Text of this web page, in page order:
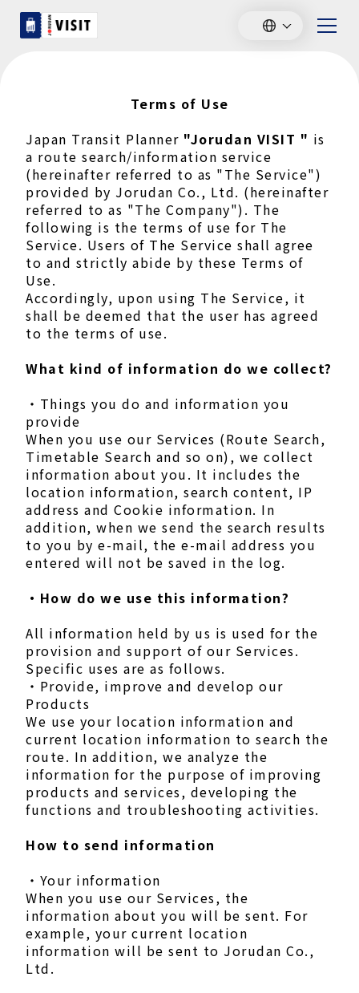
Terms of Use
Japan Transit Planner "Jorudan VISIT " is
a route search/information service
(hereinafter referred to as "The Service")
provided by Jorudan Co., Ltd. (hereinafter
referred to as "The Company"). The
following is the terms of use for The
Service. Users of The Service shall agree
to and strictly abide by these Terms of
Use.
Accordingly, upon using The Service, it
shall be deemed that the user has agreed
to the terms of use.
What kind of information do we collect?
・Things you do and information you
provide
When you use our Services (Route Search,
Timetable Search and so on), we collect
information about you. It includes the
location information, search content, IP
address and Cookie information. In
addition, when we send the search results
to you by e-mail, the e-mail address you
entered will not be saved in the log.
・How do we use this information?
All information held by us is used for the
provision and support of our Services.
Specific uses are as follows.
・Provide, improve and develop our
Products
We use your location information and
current location information to search the
route. In addition, we analyze the
information for the purpose of improving
products and services, developing the
functions and troubleshooting activities.
How to send information
・Your information
When you use our Services, the
information about you will be sent. For
example, your current location
information will be sent to Jorudan Co.,
Ltd.